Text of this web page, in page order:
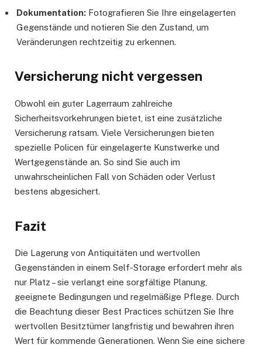
Dokumentation: Fotografieren Sie Ihre eingelagerten
Gegenstände und notieren Sie den Zustand, um
Veränderungen rechtzeitig zu erkennen.
Versicherung nicht vergessen
Obwohl ein guter Lagerraum zahlreiche
Sicherheitsvorkehrungen bietet, ist eine zusätzliche
Versicherung ratsam. Viele Versicherungen bieten
spezielle Policen für eingelagerte Kunstwerke und
Wertgegenstände an. So sind Sie auch im
unwahrscheinlichen Fall von Schäden oder Verlust
bestens abgesichert.
Fazit
Die Lagerung von Antiquitäten und wertvollen
Gegenständen in einem Self-Storage erfordert mehr als
nur Platz – sie verlangt eine sorgfältige Planung,
geeignete Bedingungen und regelmäßige Pflege. Durch
die Beachtung dieser Best Practices schützen Sie Ihre
wertvollen Besitztümer langfristig und bewahren ihren
Wert für kommende Generationen. Wenn Sie eine sichere